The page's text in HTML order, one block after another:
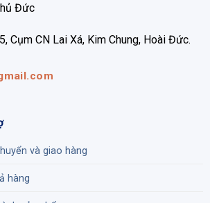
Đức
Cụm CN Lai Xá, Kim Chung, Hoài Đức.
và giao hàng
hàng